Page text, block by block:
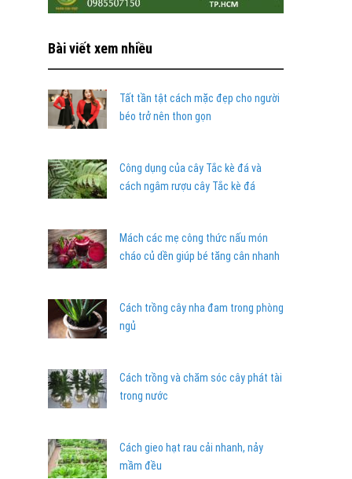
Bài viết xem nhiều
Tất tần tật cách mặc đẹp cho người
béo trở nên thon gọn
Công dụng của cây Tắc kè đá và
cách ngâm rượu cây Tắc kè đá
Mách các mẹ công thức nấu món
cháo củ dền giúp bé tăng cân nhanh
Cách trồng cây nha đam trong phòng
ngủ
Cách trồng và chăm sóc cây phát tài
trong nước
Cách gieo hạt rau cải nhanh, nảy
mầm đều